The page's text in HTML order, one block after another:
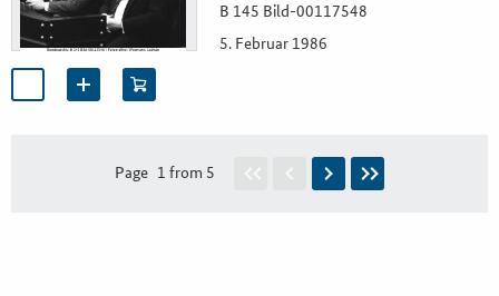
B 145 Bild-00117548
5. Februar 1986
Page 1 from 5